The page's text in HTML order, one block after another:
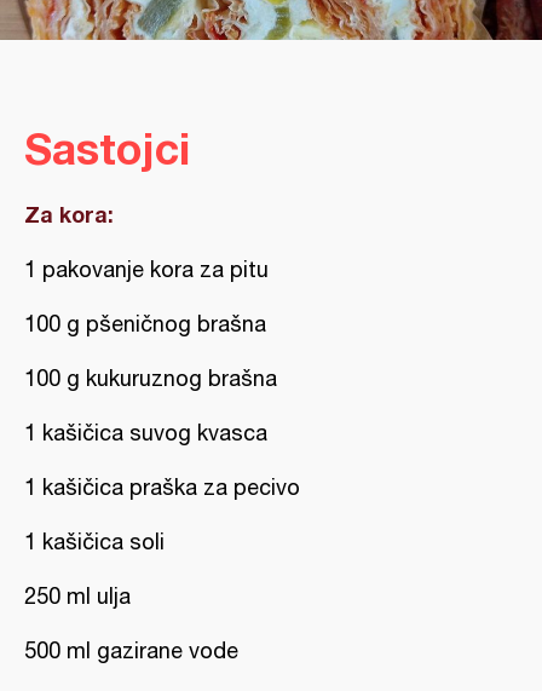
Sastojci
Za kora:
1 pakovanje kora za pitu
100 g pšeničnog brašna
100 g kukuruznog brašna
1 kašičica suvog kvasca
1 kašičica praška za pecivo
1 kašičica soli
250 ml ulja
500 ml gazirane vode